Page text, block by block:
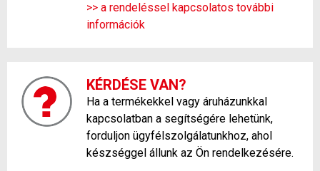
>> a rendeléssel kapcsolatos további
információk
KÉRDÉSE VAN?
Ha a termékekkel vagy áruházunkkal
kapcsolatban a segítségére lehetünk,
forduljon ügyfélszolgálatunkhoz, ahol
készséggel állunk az Ön rendelkezésére.